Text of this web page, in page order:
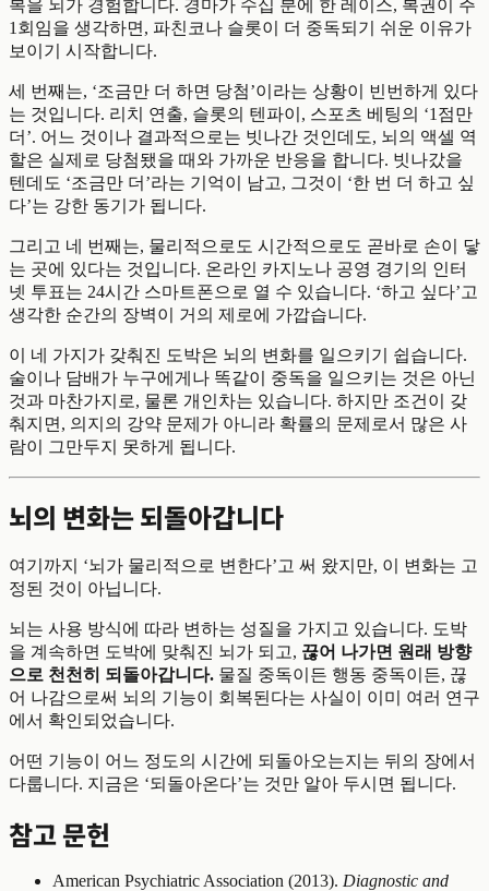
복을 뇌가 경험합니다. 경마가 수십 분에 한 레이스, 복권이 주
1회임을 생각하면, 파친코나 슬롯이 더 중독되기 쉬운 이유가
보이기 시작합니다.
세 번째는, ‘조금만 더 하면 당첨’이라는 상황이 빈번하게 있다
는 것입니다. 리치 연출, 슬롯의 텐파이, 스포츠 베팅의 ‘1점만
더’. 어느 것이나 결과적으로는 빗나간 것인데도, 뇌의 액셀 역
할은 실제로 당첨됐을 때와 가까운 반응을 합니다. 빗나갔을
텐데도 ‘조금만 더’라는 기억이 남고, 그것이 ‘한 번 더 하고 싶
다’는 강한 동기가 됩니다.
그리고 네 번째는, 물리적으로도 시간적으로도 곧바로 손이 닿
는 곳에 있다는 것입니다. 온라인 카지노나 공영 경기의 인터
넷 투표는 24시간 스마트폰으로 열 수 있습니다. ‘하고 싶다’고
생각한 순간의 장벽이 거의 제로에 가깝습니다.
이 네 가지가 갖춰진 도박은 뇌의 변화를 일으키기 쉽습니다.
술이나 담배가 누구에게나 똑같이 중독을 일으키는 것은 아닌
것과 마찬가지로, 물론 개인차는 있습니다. 하지만 조건이 갖
춰지면, 의지의 강약 문제가 아니라 확률의 문제로서 많은 사
람이 그만두지 못하게 됩니다.
뇌의 변화는 되돌아갑니다
여기까지 ‘뇌가 물리적으로 변한다’고 써 왔지만, 이 변화는 고
정된 것이 아닙니다.
뇌는 사용 방식에 따라 변하는 성질을 가지고 있습니다. 도박
을 계속하면 도박에 맞춰진 뇌가 되고, 끊어 나가면 원래 방향
으로 천천히 되돌아갑니다. 물질 중독이든 행동 중독이든, 끊
어 나감으로써 뇌의 기능이 회복된다는 사실이 이미 여러 연구
에서 확인되었습니다.
어떤 기능이 어느 정도의 시간에 되돌아오는지는 뒤의 장에서
다룹니다. 지금은 ‘되돌아온다’는 것만 알아 두시면 됩니다.
참고 문헌
American Psychiatric Association (2013). Diagnostic and